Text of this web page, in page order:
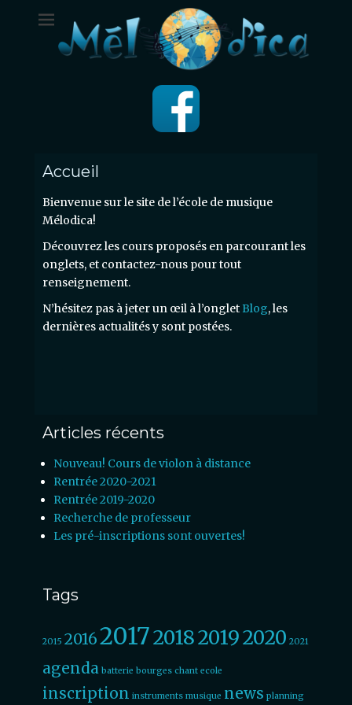
Accueil
Bienvenue sur le site de l’école de musique
Mélodica!
Découvrez les cours proposés en parcourant les
onglets, et contactez-nous pour tout
renseignement.
N’hésitez pas à jeter un œil à l’onglet Blog, les
dernières actualités y sont postées.
Articles récents
Nouveau! Cours de violon à distance
Rentrée 2020-2021
Rentrée 2019-2020
Recherche de professeur
Les pré-inscriptions sont ouvertes!
Tags
2015 20162017201820192020 2021
agenda batterie bourges chant ecole
inscription instruments musique news planning